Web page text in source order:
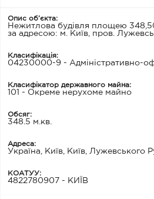
Опис об’єкта:
Нежитлова будівля площею
за адресою: м. Київ, пров.
Класифікація:
04230000-9 - Адміністративно-
Класифікатор державного майна:
101 - Окреме нерухоме майно
Обсяг:
348.5 м.кв.
Адреса:
Україна, Київ, Київ, Лужевського
КОАТУУ:
4822780907 - КИЇВ